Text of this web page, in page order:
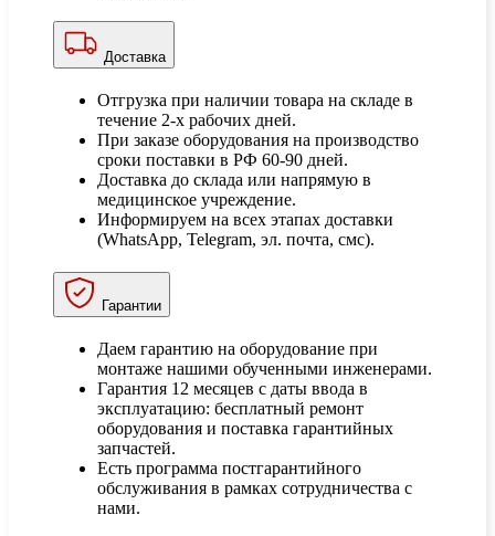
Доставка
Отгрузка при наличии товара на складе в
течение 2-х рабочих дней.
При заказе оборудования на производство
сроки поставки в РФ 60-90 дней.
Доставка до склада или напрямую в
медицинское учреждение.
Информируем на всех этапах доставки
(WhatsApp, Telegram, эл. почта, смс).
Гарантии
Даем гарантию на оборудование при
монтаже нашими обученными инженерами.
Гарантия 12 месяцев с даты ввода в
эксплуатацию: бесплатный ремонт
оборудования и поставка гарантийных
запчастей.
Есть программа постгарантийного
обслуживания в рамках сотрудничества с
нами.